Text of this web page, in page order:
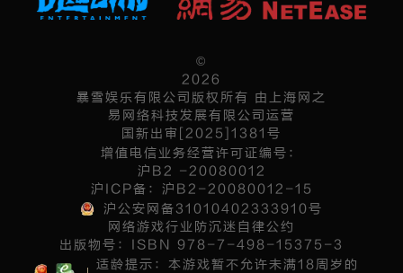
©
2026
暴雪娱乐有限公司版权所有 由上海网之
易网络科技发展有限公司运营
国新出审[2025]1381号
增值电信业务经营许可证编号：
沪B2 -20080012
沪ICP备：沪B2-20080012-15
沪公安网备31010402333910号
网络游戏行业防沉迷自律公约
出版物号：ISBN 978-7-498-15375-3
适龄提示：本游戏暂不允许未满18周岁的